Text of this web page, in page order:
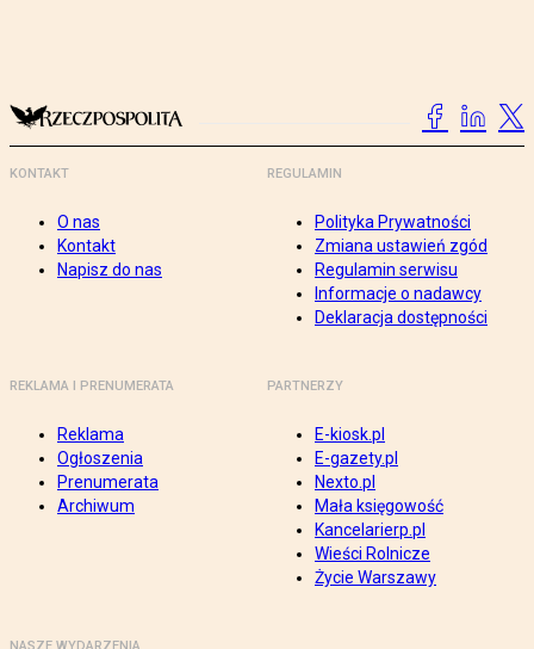
KONTAKT
O nas
Kontakt
Napisz do nas
REGULAMIN
Polityka Prywatności
Zmiana ustawień zgód
Regulamin serwisu
Informacje o nadawcy
Deklaracja dostępności
REKLAMA I PRENUMERATA
Reklama
Ogłoszenia
Prenumerata
Archiwum
PARTNERZY
E-kiosk.pl
E-gazety.pl
Nexto.pl
Mała księgowość
Kancelarierp.pl
Wieści Rolnicze
Życie Warszawy